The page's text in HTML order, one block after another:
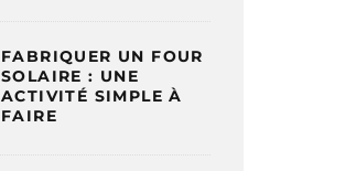
FABRIQUER UN FOUR
SOLAIRE : UNE
ACTIVITÉ SIMPLE À
FAIRE